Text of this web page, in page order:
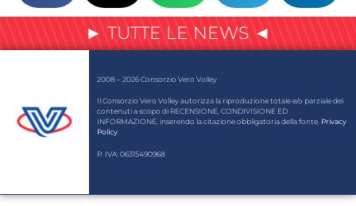
► TUTTE LE NEWS ◄
2008 – 2026 Consorzio Vero Volley
Il Consorzio Vero Volley autorizza la riproduzione totale e/o parziale dei
contenuti a scopo di RECENSIONE, CONDIVISIONE ED
INFORMAZIONE, inserendo la citazione obbligatoria della fonte. Privacy
Policy
P. IVA: 06315490968